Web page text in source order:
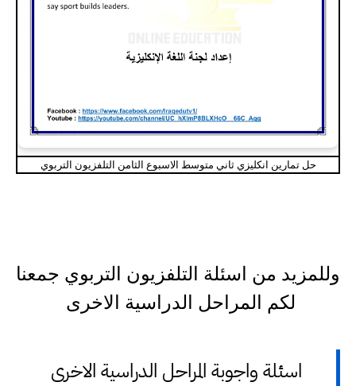
حل تمارين انكليزي ثاني متوسط الاسبوع الثامن التلفزيون التربوي
وللمزيد من اسئلة التلفزيون التربوي جمعنا
لكم المراحل الدراسية الاخرى
اسئلة واجوبة المراحل الدراسية الاخرى